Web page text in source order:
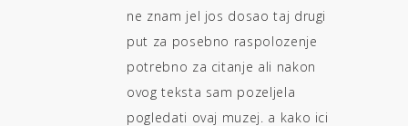
ne znam jel jos dosao taj drugi
put za posebno raspolozenje
potrebno za citanje ali nakon
ovog teksta sam pozeljela
pogledati ovaj muzej. a kako ici